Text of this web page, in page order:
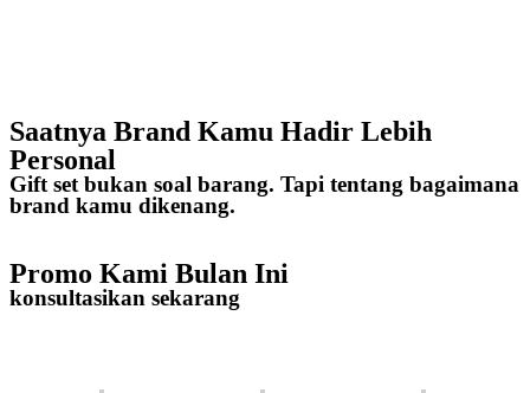
Saatnya Brand Kamu Hadir Lebih
Personal
Gift set bukan soal barang. Tapi tentang bagaimana
brand kamu dikenang.
Promo Kami Bulan Ini
konsultasikan sekarang